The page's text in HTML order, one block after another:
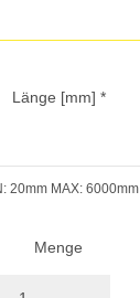
Länge [mm] *
20mm MAX: 6000mm
Menge